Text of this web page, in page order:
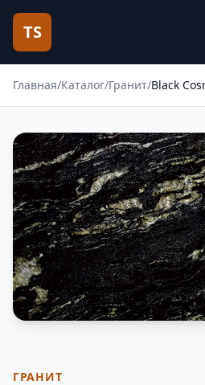
TS
Главная/Каталог/Гранит/Black
ГРАНИТ